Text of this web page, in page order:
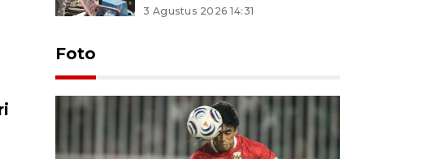
3 Agustus 2026 14:31
Foto